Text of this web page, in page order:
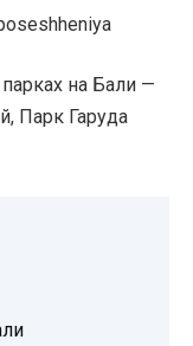
на Бали —
Парк Гаруда